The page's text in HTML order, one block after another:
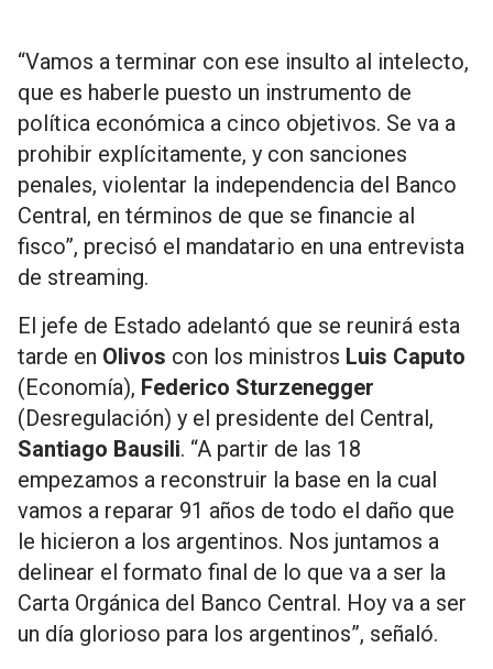
“Vamos a terminar con ese insulto al intelecto,
que es haberle puesto un instrumento de
política económica a cinco objetivos. Se va a
prohibir explícitamente, y con sanciones
penales, violentar la independencia del Banco
Central, en términos de que se financie al
fisco”, precisó el mandatario en una entrevista
de streaming.
El jefe de Estado adelantó que se reunirá esta
tarde en Olivos con los ministros Luis Caputo
(Economía), Federico Sturzenegger
(Desregulación) y el presidente del Central,
Santiago Bausili. “A partir de las 18
empezamos a reconstruir la base en la cual
vamos a reparar 91 años de todo el daño que
le hicieron a los argentinos. Nos juntamos a
delinear el formato final de lo que va a ser la
Carta Orgánica del Banco Central. Hoy va a ser
un día glorioso para los argentinos”, señaló.